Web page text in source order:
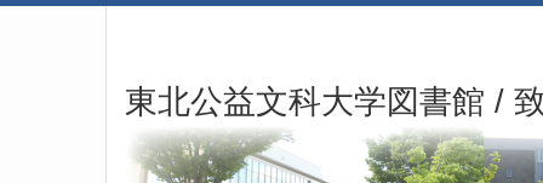
東北公益文科大学図書館 /